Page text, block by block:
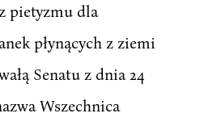
pietyzmu dla
płynących z ziemi
Senatu z dnia 24
Wszechnica